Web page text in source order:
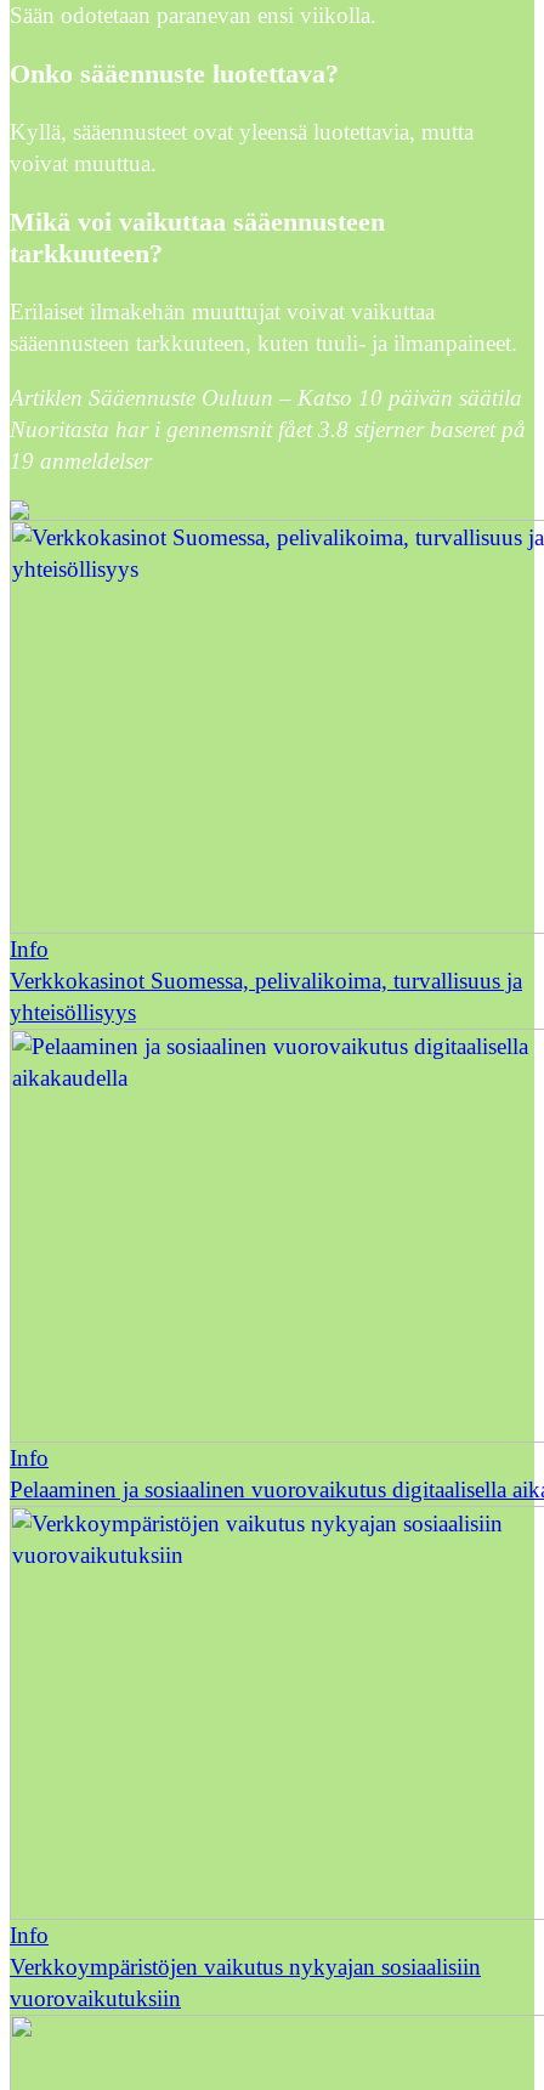
Sään odotetaan paranevan ensi viikolla.
Onko sääennuste luotettava?
Kyllä, sääennusteet ovat yleensä luotettavia, mutta
voivat muuttua.
Mikä voi vaikuttaa sääennusteen
tarkkuuteen?
Erilaiset ilmakehän muuttujat voivat vaikuttaa
sääennusteen tarkkuuteen, kuten tuuli- ja ilmanpaineet.
Artiklen Sääennuste Ouluun – Katso 10 päivän säätila
Nuoritasta har i gennemsnit fået3.8 stjerner baseret på
19 anmeldelser
Info
Verkkokasinot Suomessa, pelivalikoima, turvallisuus ja
yhteisöllisyys
Info
Pelaaminen ja sosiaalinen vuorovaikutus digitaalisella
Info
Verkkoympäristöjen vaikutus nykyajan sosiaalisiin
vuorovaikutuksiin